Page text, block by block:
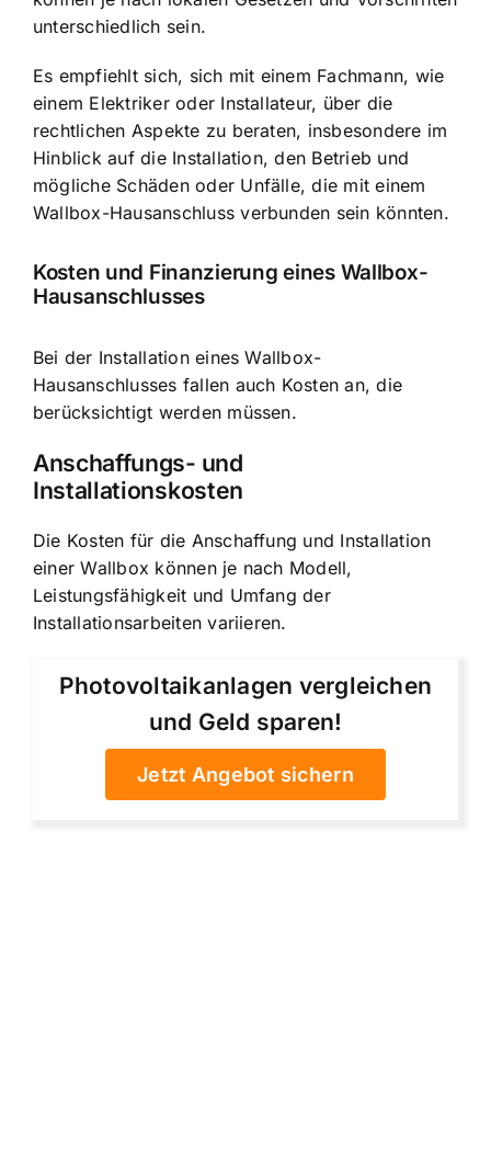
unterschiedlich sein.
Es empfiehlt sich, sich mit einem Fachmann, wie
einem Elektriker oder Installateur, über die
rechtlichen Aspekte zu beraten, insbesondere im
Hinblick auf die Installation, den Betrieb und
mögliche Schäden oder Unfälle, die mit einem
Wallbox-Hausanschluss verbunden sein könnten.
Kosten und Finanzierung eines Wallbox-
Hausanschlusses
Bei der Installation eines Wallbox-
Hausanschlusses fallen auch Kosten an, die
berücksichtigt werden müssen.
Anschaffungs- und
Installationskosten
Die Kosten für die Anschaffung und Installation
einer Wallbox können je nach Modell,
Leistungsfähigkeit und Umfang der
Installationsarbeiten variieren.
Photovoltaikanlagen vergleichen
und Geld sparen!
Jetzt Angebot sichern